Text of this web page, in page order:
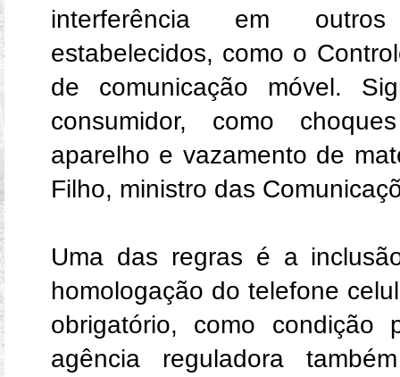
interferência em outros
estabelecidos, como o
de comunicação móvel.
consumidor, como
aparelho e vazamento de
Filho, ministro das
Uma das regras é a
homologação do telefone
obrigatório, como
agência reguladora